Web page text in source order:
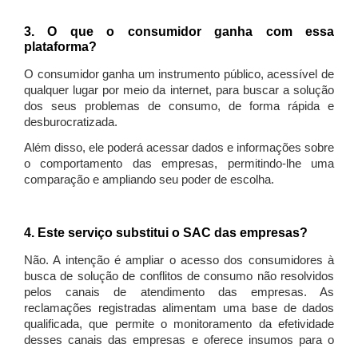
3. O que o consumidor ganha com essa
plataforma?
O consumidor ganha um instrumento público, acessível de
qualquer lugar por meio da internet, para buscar a solução
dos seus problemas de consumo, de forma rápida e
desburocratizada.
Além disso, ele poderá acessar dados e informações sobre
o comportamento das empresas, permitindo-lhe uma
comparação e ampliando seu poder de escolha.
4. Este serviço substitui o SAC das empresas?
Não. A intenção é ampliar o acesso dos consumidores à
busca de solução de conflitos de consumo não resolvidos
pelos canais de atendimento das empresas. As
reclamações registradas alimentam uma base de dados
qualificada, que permite o monitoramento da efetividade
desses canais das empresas e oferece insumos para o